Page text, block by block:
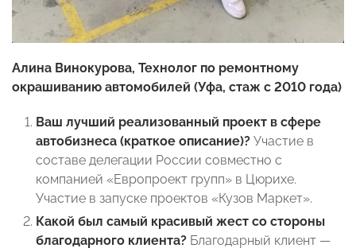
Алина Винокурова, Технолог по ремонтному
окрашиванию автомобилей (Уфа, стаж с 2010 года)
Ваш лучший реализованный проект в сфере
автобизнеса (краткое описание)? Участие в
составе делегации России совместно с
компанией «Европроект групп» в Цюрихе.
Участие в запуске проектов «Кузов Маркет».
Какой был самый красивый жест со стороны
благодарного клиента? Благодарный клиент —